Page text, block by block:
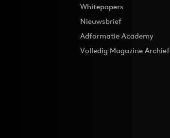
Whitepapers
Nieuwsbrief
Adformatie Academy
Volledig Magazine Archief